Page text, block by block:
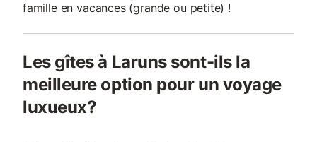
famille en vacances (grande ou petite) !
Les gîtes à Laruns sont-ils la
meilleure option pour un voyage
luxueux?